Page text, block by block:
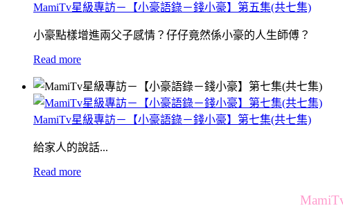
MamiTv星級專訪－【小豪語錄－錢小豪】第五集(共七集)
小豪點樣增進兩父子感情？仔仔竟然係小豪的人生師傅？
Read more
MamiTv星級專訪－【小豪語錄－錢小豪】第七集(共七集)
給家人的說話...
Read more